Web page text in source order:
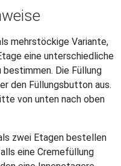
mehrstöckige Variante,
eine unterschiedliche
Die Füllung
den Füllungsbutton aus.
von unten nach oben
zwei Etagen bestellen
eine Cremefüllung